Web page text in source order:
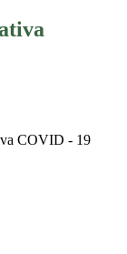
COVID - 19